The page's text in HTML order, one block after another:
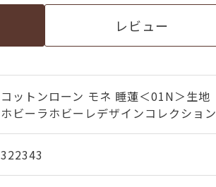
レビュー
コットンローン モネ 睡蓮＜01N＞生地
ホビーラホビーレデザインコレクション
322343